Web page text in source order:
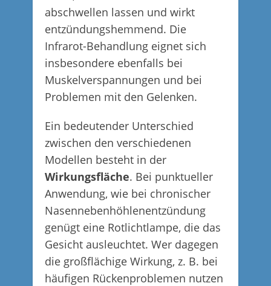
abschwellen lassen und wirkt
entzündungshemmend. Die
Infrarot-Behandlung eignet sich
insbesondere ebenfalls bei
Muskelverspannungen und bei
Problemen mit den Gelenken.
Ein bedeutender Unterschied
zwischen den verschiedenen
Modellen besteht in der
Wirkungsfläche. Bei punktueller
Anwendung, wie bei chronischer
Nasennebenhöhlenentzündung
genügt eine Rotlichtlampe, die das
Gesicht ausleuchtet. Wer dagegen
die großflächige Wirkung, z. B. bei
häufigen Rückenproblemen nutzen